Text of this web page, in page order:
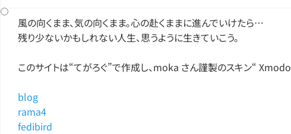
風の向くまま、気の向くまま。心の赴くままに進んでいけたら…
残り少ないかもしれない人生、思うように生きていこう。
このサイトは“てがろぐ”で作成し、moka さん謹製のスキン“
blog
rama4
fedibird